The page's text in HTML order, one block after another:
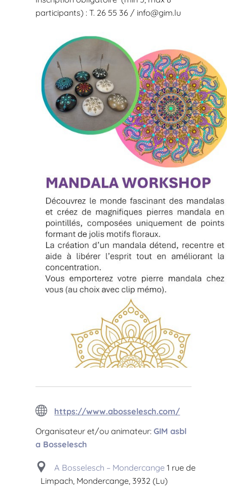
participants) : T. 26 55 36 / info@gim.lu
https://www.abosselesch.com/
Organisateur et/ou animateur: GIM asbl
a Bosselesch
A Bosselesch – Mondercange 1 rue de
Limpach, Mondercange, 3932 (Lu)